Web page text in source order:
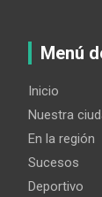
Menú
Inicio
Nuestra
En la región
Sucesos
Deportivo